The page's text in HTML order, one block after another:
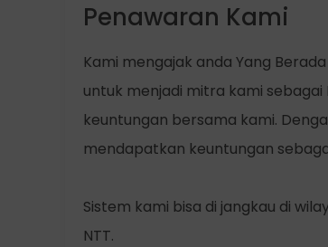
Penawaran Kami
Kami mengajak anda Yang
untuk menjadi mitra kami
keuntungan bersama kami.
mendapatkan keuntungan
Sistem kami bisa di jangkau di
NTT.